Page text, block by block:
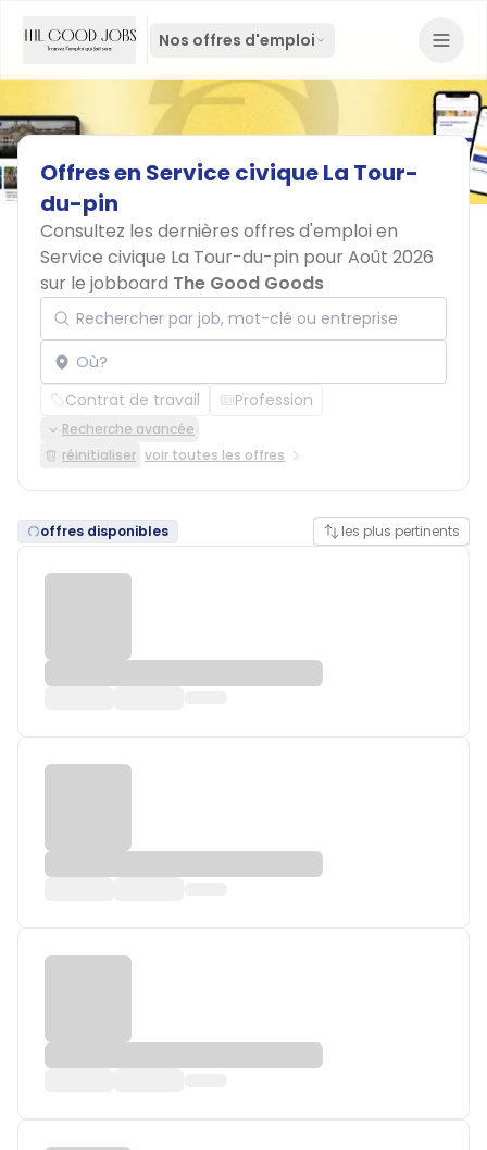
Nos offres d'emploi
Offresen ServiceciviqueLa Tour-
du-pin
Consultez les dernières offres d'emploi en
Service civique La Tour-du-pin pour Août 2026
sur le jobboard The Good Goods
Rechercher par job, mot-clé ou entreprise
Localisation
Contrat de travail Profession
Recherche avancée
réinitialiser voir toutes les offres
offres disponibles les plus pertinents